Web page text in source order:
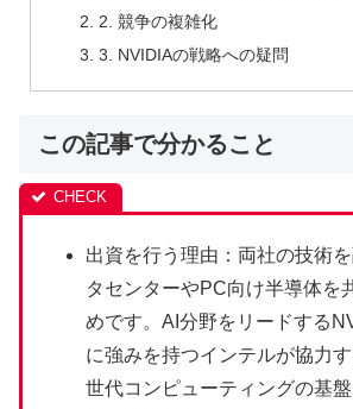
2. 競争の複雑化
3. NVIDIAの戦略への疑問
この記事で分かること
出資を行う理由：両社の技術
タセンターやPC向け半導体を
めです。AI分野をリードする
に強みを持つインテルが協力
世代コンピューティングの基